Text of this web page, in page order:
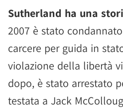
Sutherland ha una
2007 è stato
carcere per guida in
violazione della libertà
dopo, è stato arrestato
testata a Jack